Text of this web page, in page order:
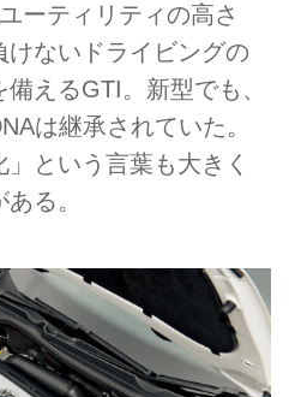
ーティリティの高さ
けないドライビングの
えるGTI。新型でも、
は継承されていた。
という言葉も大きく
る。